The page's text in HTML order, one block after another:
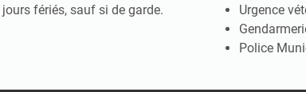
fériés, sauf si de garde.
Urgence
Police